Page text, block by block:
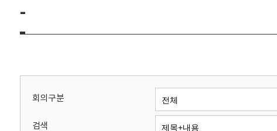
위
회
-
회의구분
검색